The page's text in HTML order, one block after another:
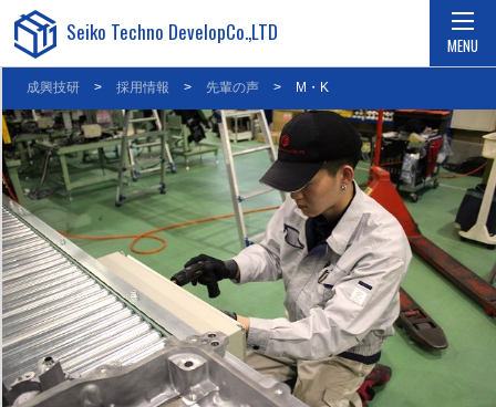
Seiko Techno DevelopCo.,LTD MENU
新着情報 NEWS
4つの強み STRENGTH
会社案内 COMPANY
製品・実績 CASE STUDY
採用情報 RECRUIT
お問い合わせ CONTACT
タイヨー製作所 GROUP
成興技研 > 採用情報 > 先輩の声 > M・K